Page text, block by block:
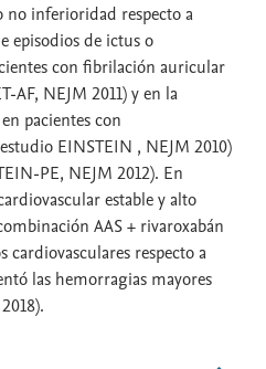
no inferioridad respecto a
episodios de ictus o
con fibrilación auricular
AF, NEJM 2011) y en la
pacientes con
EINSTEIN , NEJM 2010)
PE, NEJM 2012). En
estable y alto
AAS + rivaroxabán
cardiovasculares respecto a
las hemorragias mayores